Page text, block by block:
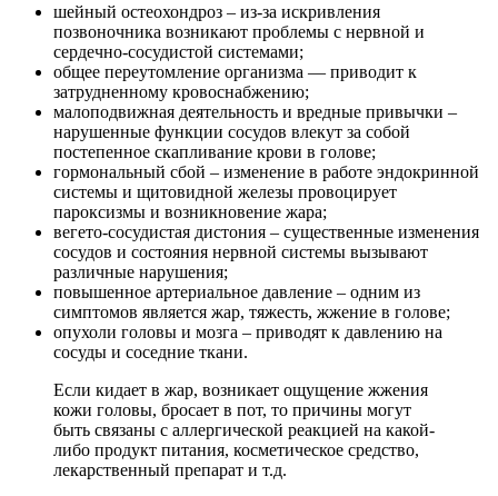
шейный остеохондроз – из-за искривления
позвоночника возникают проблемы с нервной и
сердечно-сосудистой системами;
общее переутомление организма — приводит к
затрудненному кровоснабжению;
малоподвижная деятельность и вредные привычки –
нарушенные функции сосудов влекут за собой
постепенное скапливание крови в голове;
гормональный сбой – изменение в работе эндокринной
системы и щитовидной железы провоцирует
пароксизмы и возникновение жара;
вегето-сосудистая дистония – существенные изменения
сосудов и состояния нервной системы вызывают
различные нарушения;
повышенное артериальное давление – одним из
симптомов является жар, тяжесть, жжение в голове;
опухоли головы и мозга – приводят к давлению на
сосуды и соседние ткани.
Если кидает в жар, возникает ощущение жжения
кожи головы, бросает в пот, то причины могут
быть связаны с аллергической реакцией на какой-
либо продукт питания, косметическое средство,
лекарственный препарат и т.д.